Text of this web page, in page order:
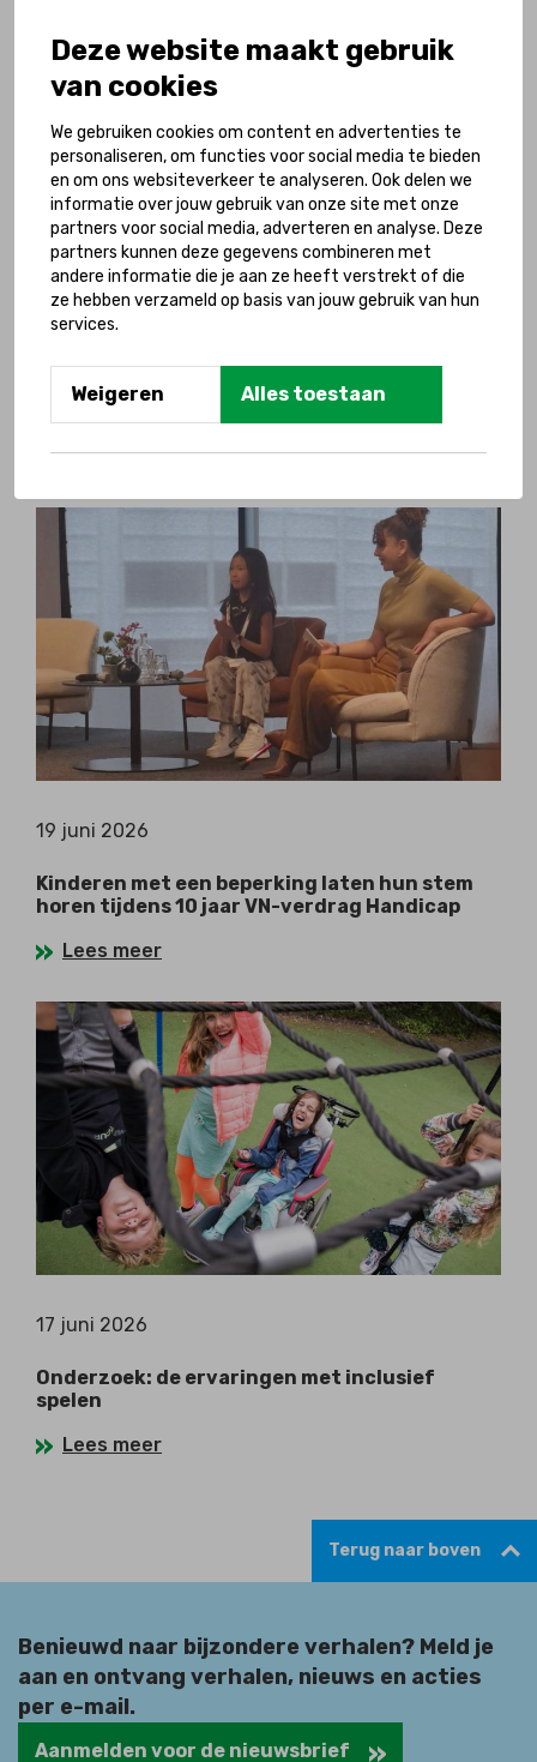
Deze website maakt gebruik
van cookies
We gebruiken cookies om content en advertenties te
personaliseren, om functies voor social media te bieden
en om ons websiteverkeer te analyseren. Ook delen we
informatie over jouw gebruik van onze site met onze
partners voor social media, adverteren en analyse. Deze
partners kunnen deze gegevens combineren met
andere informatie die je aan ze heeft verstrekt of die
ze hebben verzameld op basis van jouw gebruik van hun
services.
Weigeren Alles toestaan
17 juli 2026
Dankzij Changing Places Toilet kan het gezin
van Lotte en Mees samen dagjes uit
Lees meer
19 juni 2026
Kinderen met een beperking laten hun stem
horen tijdens 10 jaar VN-verdrag Handicap
Lees meer
17 juni 2026
Onderzoek: de ervaringen met inclusief
spelen
Lees meer
Terug naar boven
Benieuwd naar bijzondere verhalen? Meld je
aan en ontvang verhalen, nieuws en acties
per e-mail.
Aanmelden voor de nieuwsbrief